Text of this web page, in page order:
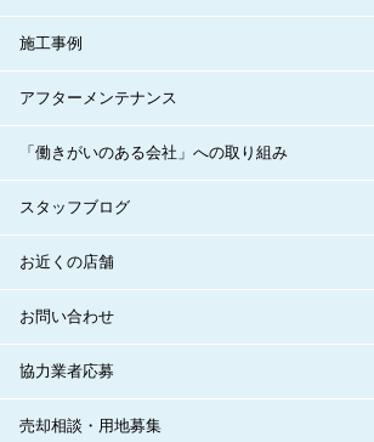
施工事例
アフターメンテナンス
「働きがいのある会社」への取り組み
スタッフブログ
お近くの店舗
お問い合わせ
協力業者応募
売却相談・用地募集